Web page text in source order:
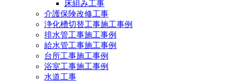
床組み工事
介護保険改修工事
浄化槽切替工事施工事例
排水管工事施工事例
給水管工事施工事例
台所工事施工事例
浴室工事施工事例
水道工事